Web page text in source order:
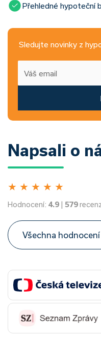
Přehledné hypoteční
Sledujte novinky z
Napsali o
★ ★ ★ ★ ★
Hodnocení: 4.9 | 579
Všechna hodnocení